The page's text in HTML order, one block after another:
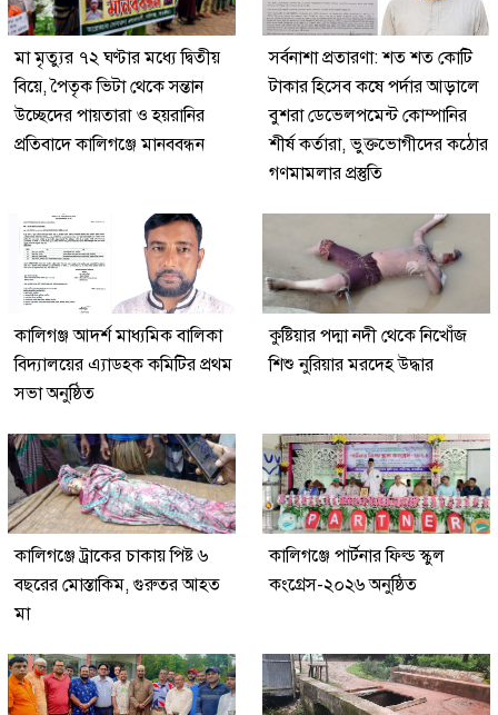
মা মৃত্যুর ৭২ ঘণ্টার মধ্যে দ্বিতীয়
বিয়ে, পৈতৃক ভিটা থেকে সন্তান
উচ্ছেদের পায়তারা ও হয়রানির
প্রতিবাদে কালিগঞ্জে মানববন্ধন
সর্বনাশা প্রতারণা: শত শত কোটি
টাকার হিসেব কষে পর্দার আড়ালে
বুশরা ডেভেলপমেন্ট কোম্পানির
শীর্ষ কর্তারা, ভুক্তভোগীদের কঠোর
গণমামলার প্রস্তুতি
কালিগঞ্জ আদর্শ মাধ্যমিক বালিকা
বিদ্যালয়ের এ্যাডহক কমিটির প্রথম
সভা অনুষ্ঠিত
কুষ্টিয়ার পদ্মা নদী থেকে নিখোঁজ
শিশু নুরিয়ার মরদেহ উদ্ধার
কালিগঞ্জে ট্রাকের চাকায় পিষ্ট ৬
বছরের মোস্তাকিম, গুরুতর আহত
মা
কালিগঞ্জে পার্টনার ফিল্ড স্কুল
কংগ্রেস-২০২৬ অনুষ্ঠিত